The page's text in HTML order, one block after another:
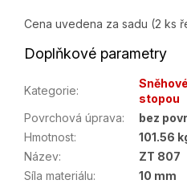
Cena uvedena za sadu (2 ks
Doplňkové parametry
Kategorie:
stopou
Povrchová úprava:
bez
Hmotnost:
101.56
Název:
ZT 807
Síla materiálu:
10 mm